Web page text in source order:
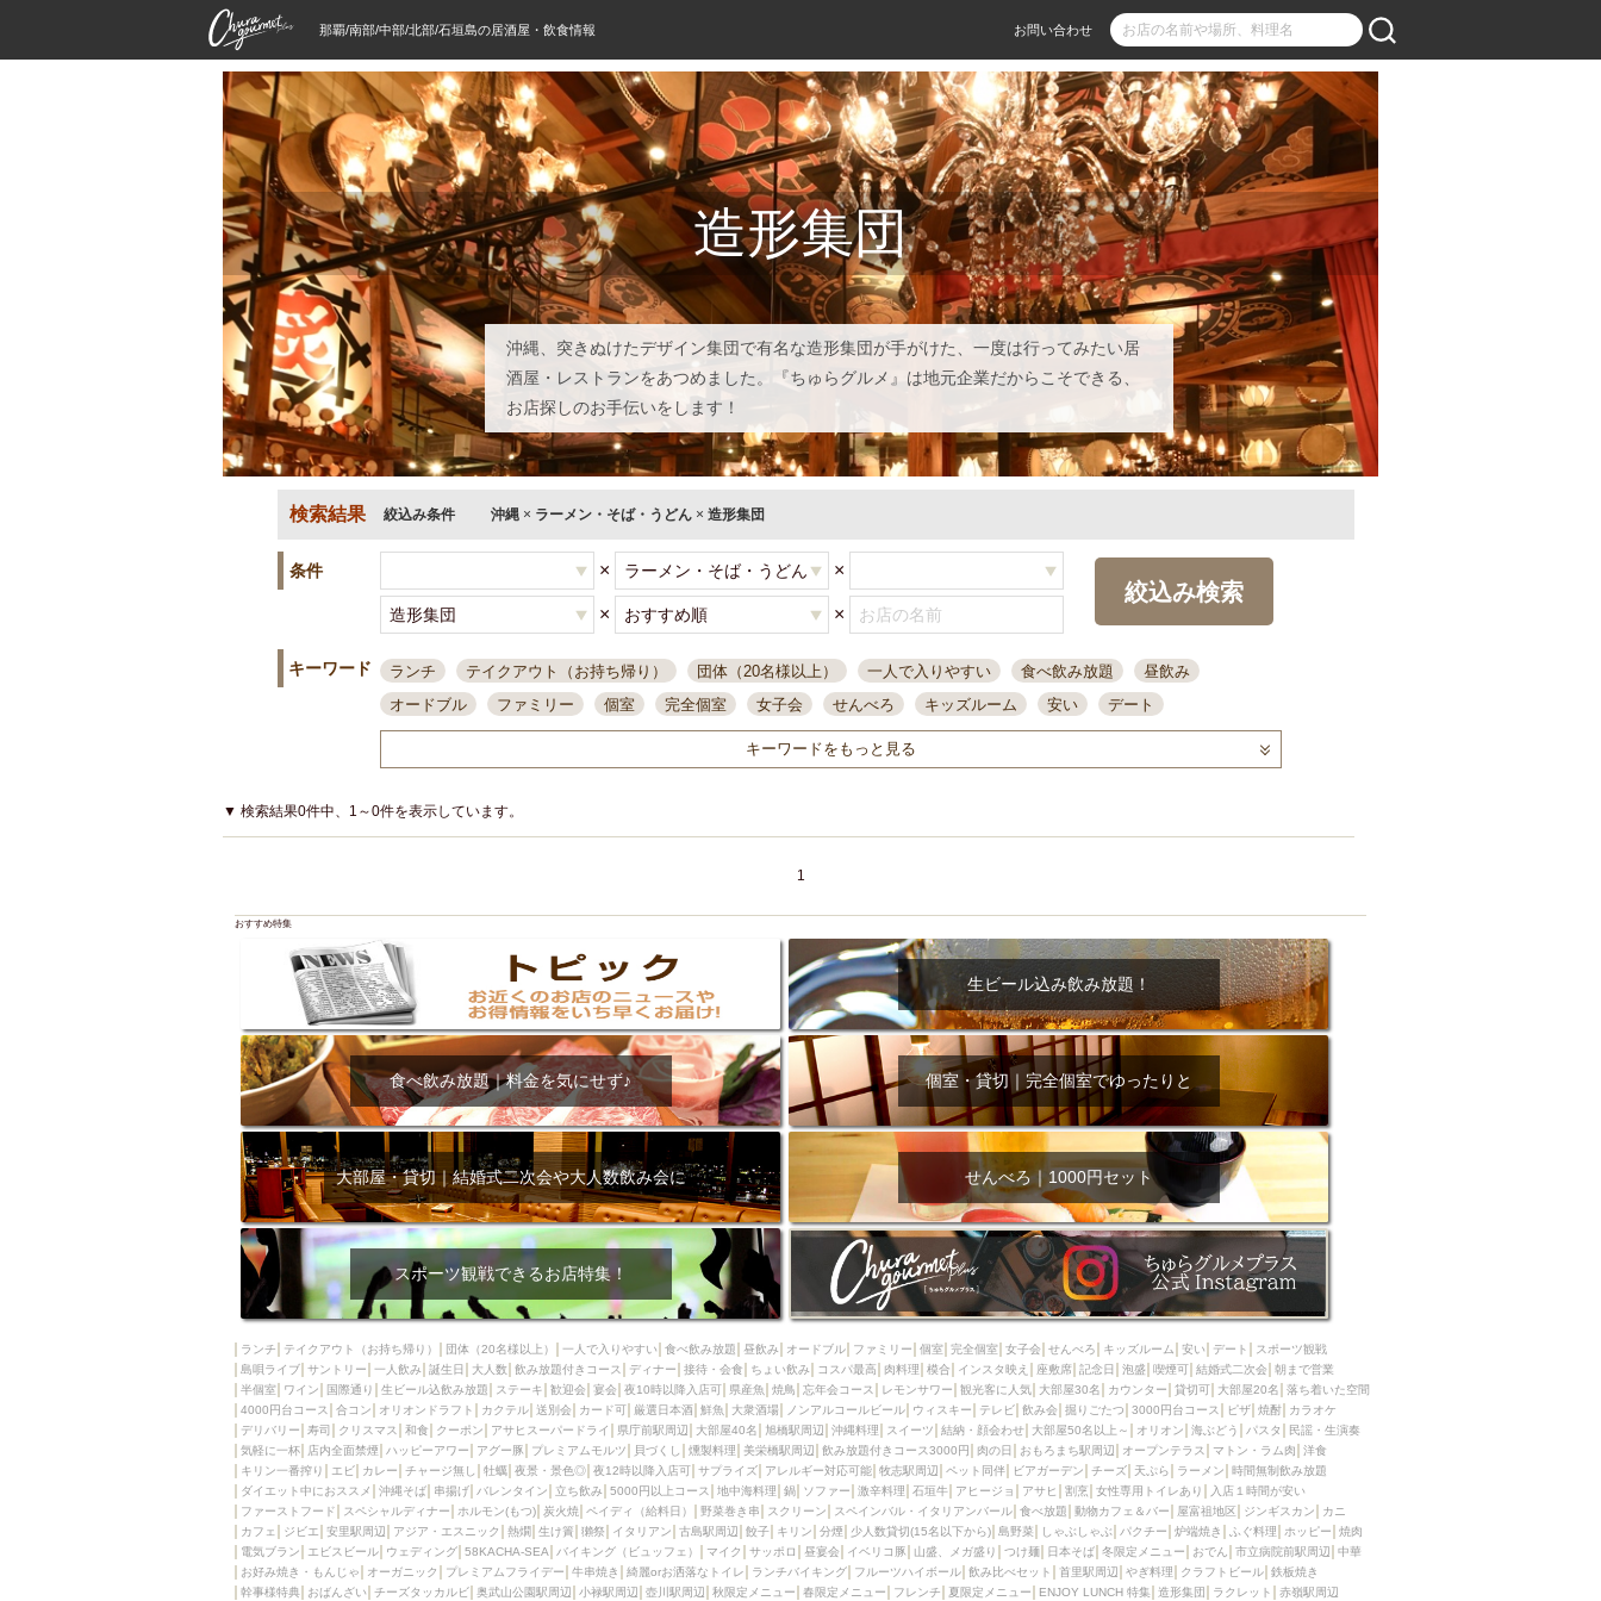
那覇/南部/中部/北部/石垣島の居酒屋・飲食情報 お問い合わせ
造形集団
沖縄、突きぬけたデザイン集団で有名な造形集団が手がけた、一度は行ってみたい居
酒屋・レストランをあつめました。『ちゅらグルメ』は地元企業だからこそできる、
お店探しのお手伝いをします！
検索結果 絞込み条件 沖縄 × ラーメン・そば・うどん × 造形集団
条件 × ×
× ×
絞込み検索
キーワード ランチ テイクアウト（お持ち帰り） 団体（20名様以上） 一人で入りやすい 食べ飲み放題
昼飲み
オードブル
ファミリー 個室 完全個室 女子会 せんべろ キッズルーム 安い
デート
一人飲み 誕生日 大人数
接待・会食
ちょい飲み コスパ最高 肉料理 模合 インスタ映え 座敷席 記念日 泡盛
喫煙可
結婚式二次会
夜10時以降入店可
県産魚 焼鳥 忘年会コース レモンサワー 観光客に人気 大部屋30名
カウンター
4000円台コース
デリバリー 寿司 クリスマス 和食
クーポン
アサヒスーパードライ
県庁前駅周辺 旭橋駅周辺 沖縄料理 スイーツ
結納・顔会わせ
大部屋50名以上～
オリオン 海ぶどう 民謡・生演奏 気軽に一杯
店内全面禁煙
ハッピーアワー
アグー豚 プレミアムモルツ 貝づくし 燻製料理
美栄橋駅周辺
飲み放題付きコース3000円
肉の日 おもろまち駅周辺 オープンテラス マトン・ラム肉
洋食
キリン一番搾り
エビ カレー チャージ無し 牡蠣 夜景・景色◎ 夜12時以降入店可
サプライズ
アレルギー対応可能
牧志駅周辺 ペット同伴 ビアガーデン 天ぷら
時間無制飲み放題
ダイエット中におススメ
沖縄そば 串揚げ バレンタイン 立ち飲み 5000円以上コース 地中海料理
鍋
ソファー
激辛料理 石垣牛 アヒージョ アサヒ 割烹 女性専用トイレあり
入店１時間が安い
ファーストフード
スペシャルディナー ホルモン(もつ) 炭火焼 ペイディ（給料日）
野菜巻き串
スクリーン
スペインバル・イタリアンバール 食べ放題 動物カフェ＆バー 屋富祖地区
ジンギスカン
カニ
カフェ ジビエ 安里駅周辺 アジア・エスニック 熱燗 生け簀 獺祭 イタリアン
古島駅周辺
分煙 少人数貸切(15名以下から) しゃぶしゃぶ パクチー 炉端焼き
ふぐ料理
ホッピー
焼肉 電気ブラン エビスビール ウェディング 58KACHA-SEA
バイキング（ビュッフェ）
マイク
サッポロ 昼宴会 イベリコ豚 山盛、メガ盛り つけ麺 日本そば 冬限定メニュー
おでん
市立病院前駅周辺
中華 お好み焼き・もんじゃ オーガニック プレミアムフライデー
牛串焼き
綺麗orお洒落なトイレ
ランチバイキング フルーツハイボール 飲み比べセット 首里駅周辺
やぎ料理
クラフトビール
鉄板焼き 幹事様特典 おばんざい チーズタッカルビ 奥武山公園駅周辺
小禄駅周辺
壺川駅周辺
秋限定メニュー 春限定メニュー フレンチ 夏限定メニュー ENJOY LUNCH 特集
造形集団
ラクレット
赤嶺駅周辺 シードル 那覇空港駅周辺 儀保駅周辺
キーワードをもっと見る
▼ 検索結果0件中、1～0件を表示しています。
1
おすすめ特集
生ビール込み飲み放題！
食べ飲み放題｜料金を気にせず♪ 個室・貸切｜完全個室でゆったりと
大部屋・貸切｜結婚式二次会や大人数飲み会に せんべろ｜1000円セット
スポーツ観戦できるお店特集！
ランチ テイクアウト（お持ち帰り） 団体（20名様以上） 一人で入りやすい 食べ飲み放題 昼飲み オードブル ファミリー 個室 完全個室 女子会 せんべろ キッズルーム 安い デート
スポーツ観戦
島唄ライブ サントリー 一人飲み 誕生日 大人数 飲み放題付きコース ディナー 接待・会食 ちょい飲み コスパ最高 肉料理 模合 インスタ映え 座敷席 記念日 泡盛 喫煙可 結婚式二次会 朝まで営業
半個室
ワイン 国際通り 生ビール込飲み放題 ステーキ 歓迎会 宴会 夜10時以降入店可 県産魚 焼鳥 忘年会コース レモンサワー 観光客に人気 大部屋30名 カウンター 貸切可 大部屋20名
落ち着いた空間
4000円台コース
合コン オリオンドラフト カクテル 送別会 カード可 厳選日本酒 鮮魚 大衆酒場 ノンアルコールビール ウィスキー テレビ 飲み会 掘りごたつ 3000円台コース ピザ 焼酎
カラオケ
デリバリー
寿司 クリスマス 和食 クーポン アサヒスーパードライ 県庁前駅周辺 大部屋40名 旭橋駅周辺 沖縄料理 スイーツ 結納・顔会わせ 大部屋50名以上～ オリオン 海ぶどう パスタ
民謡・生演奏
気軽に一杯
店内全面禁煙 ハッピーアワー アグー豚 プレミアムモルツ 貝づくし 燻製料理 美栄橋駅周辺 飲み放題付きコース3000円 肉の日 おもろまち駅周辺 オープンテラス マトン・ラム肉
洋食
キリン一番搾り
エビ カレー チャージ無し 牡蠣 夜景・景色◎ 夜12時以降入店可 サプライズ アレルギー対応可能 牧志駅周辺 ペット同伴 ビアガーデン チーズ 天ぷら ラーメン
時間無制飲み放題
ダイエット中におススメ
沖縄そば 串揚げ バレンタイン 立ち飲み 5000円以上コース 地中海料理 鍋 ソファー 激辛料理 石垣牛 アヒージョ アサヒ 割烹 女性専用トイレあり
入店１時間が安い
ファーストフード
スペシャルディナー ホルモン(もつ) 炭火焼 ペイディ（給料日） 野菜巻き串 スクリーン スペインバル・イタリアンバール 食べ放題 動物カフェ＆バー 屋富祖地区 ジンギスカン
カニ
カフェ
ジビエ 安里駅周辺 アジア・エスニック 熱燗 生け簀 獺祭 イタリアン 古島駅周辺 餃子 キリン 分煙 少人数貸切(15名以下から) 島野菜 しゃぶしゃぶ パクチー 炉端焼き ふぐ料理 ホッピー
焼肉
電気ブラン
エビスビール ウェディング 58KACHA-SEA バイキング（ビュッフェ） マイク サッポロ 昼宴会 イベリコ豚 山盛、メガ盛り つけ麺 日本そば 冬限定メニュー おでん 市立病院前駅周辺
中華
お好み焼き・もんじゃ
オーガニック プレミアムフライデー 牛串焼き 綺麗orお洒落なトイレ ランチバイキング フルーツハイボール 飲み比べセット 首里駅周辺 やぎ料理 クラフトビール 鉄板焼き
幹事様特典
おばんざい チーズタッカルビ 奥武山公園駅周辺 小禄駅周辺 壺川駅周辺 秋限定メニュー 春限定メニュー フレンチ 夏限定メニュー ENJOY LUNCH 特集 造形集団 ラクレット 赤嶺駅周辺